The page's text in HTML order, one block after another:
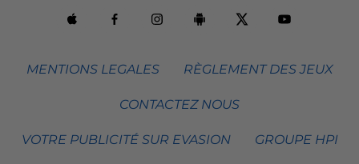
MENTIONS LEGALES RÈGLEMENT DES JEUX
CONTACTEZ NOUS
VOTRE PUBLICITÉ SUR EVASION GROUPE HPI